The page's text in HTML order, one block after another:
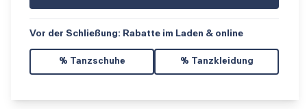
© 2026 Hacke & Spitze GmbH
Vor der Schließung: Rabatte im Laden & online
% Tanzschuhe % Tanzkleidung